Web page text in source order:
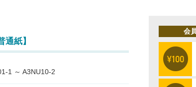
通紙】
1 ～ A3NU10-2
会